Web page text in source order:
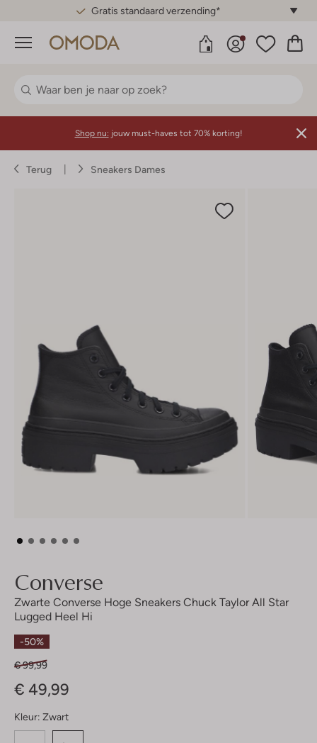
Gratis standaard verzending*
Menu
Shop nu: jouw must-haves tot 70% korting!
Terug Sneakers Dames
Converse
Zwarte Converse Hoge Sneakers Chuck Taylor All Star
Lugged Heel Hi
-50%
€ 99,99
€ 49,99
Kleur: Zwart